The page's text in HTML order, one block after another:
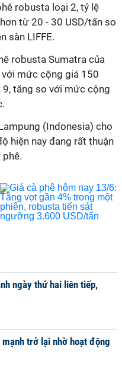
robusta loại 2, tỷ lệ
từ 20 - 30 USD/tấn so
sàn LIFFE.
robusta Sumatra của
mức cộng giá 150
tăng so với mức cộng
(Indonesia) cho
hiện nay đang rất thuận
ngày thứ hai liên tiếp,
trở lại nhờ hoạt động